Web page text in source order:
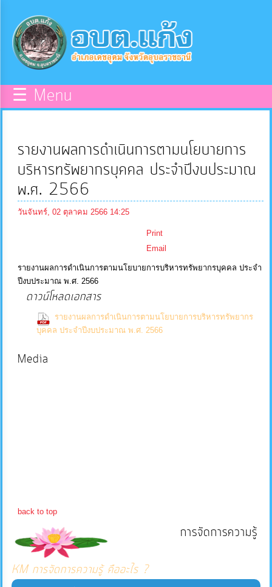
หน้า
หลัก
ข้อมูล
พื้น
บุคลากร
แผน
ยุทธศาสตร์
บริการ
ข้อมูล
จัดการ
การ
บริการ
แผนการ
☰ Menu
รายงานผลการดำเนินการตามนโยบายการ
บริหารทรัพยากรบุคคล ประจำปีงบประมาณ
พ.ศ. 2566
วันจันทร์, 02 ตุลาคม 2566 14:25
Print
Email
รายงานผลการดำเนินการตามนโยบายการบริหารทรัพยากรบุคคล ประจำ
ปีงบประมาณ พ.ศ. 2566
ดาวน์โหลดเอกสาร
รายงานผลการดำเนินการตามนโยบายการบริหารทรัพยากร
บุคคล ประจำปีงบประมาณ พ.ศ. 2566
Media
back to top
การจัดการความรู้
KM การจัดการความรู้ คืออะไร ?